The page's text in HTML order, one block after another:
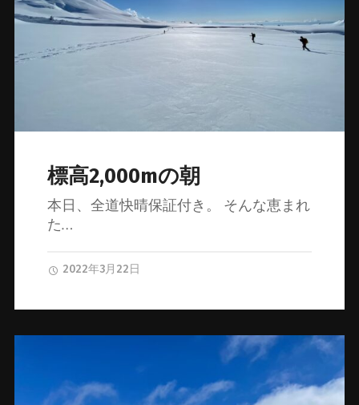
標高2,000mの朝
本日、全道快晴保証付き。 そんな恵まれ
た…
2022年3月22日